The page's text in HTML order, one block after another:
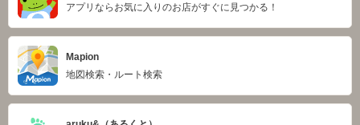
アプリならお気に入りのお店がすぐに見つかる！
Mapion
地図検索・ルート検索